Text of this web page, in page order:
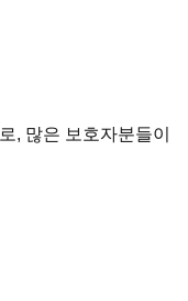
, 많은 보호자분들이